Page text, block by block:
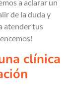
a aclarar un
de la duda y
atender tus
clínica